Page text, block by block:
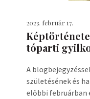
2023. február 17.
tóparti
A
születésének és
előbbi